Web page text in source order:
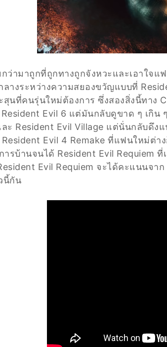
กว่ามาถูกที่ถูกทางถูกจังหวะและเอาใจ
ลางระหว่างความสยองขวัญแบบที่
สุนที่คนรุ่นใหม่ต้องการ ซึ่งสองสิ่งนี้ทาง
Evil 6 แต่มันกลับดูขาด ๆ เกิน
ละ Resident Evil Village แต่นั่นกลับดึง
Resident Evil 4 Remake ที่แฟนใหม่ต่
ารบ้านจนได้ Resident Evil Requiem
Evil Requiem จะได้คะแนนจา
นี้กัน